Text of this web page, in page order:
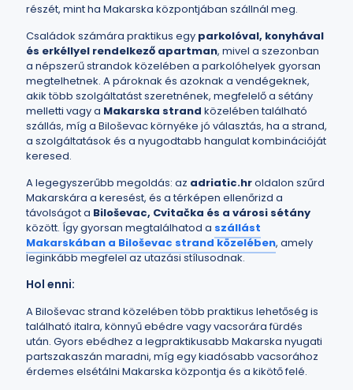
részét, mint ha Makarska központjában szállnál meg.
Családok számára praktikus egy parkolóval, konyhával
és erkéllyel rendelkező apartman, mivel a szezonban
a népszerű strandok közelében a parkolóhelyek gyorsan
megtelhetnek. A pároknak és azoknak a vendégeknek,
akik több szolgáltatást szeretnének, megfelelő a sétány
melletti vagy a Makarska strand közelében található
szállás, míg a Biloševac környéke jó választás, ha a strand,
a szolgáltatások és a nyugodtabb hangulat kombinációját
keresed.
A legegyszerűbb megoldás: az adriatic.hroldalon szűrd
Makarskára a keresést, és a térképen ellenőrizd a
távolságot a Biloševac, Cvitačka és a városi sétány
között. Így gyorsan megtalálhatod a szállást
Makarskában a Biloševac strand közelében, amely
leginkább megfelel az utazási stílusodnak.
Hol enni:
A Biloševac strand közelében több praktikus lehetőség is
található italra, könnyű ebédre vagy vacsorára fürdés
után. Gyors ebédhez a legpraktikusabb Makarska nyugati
partszakaszán maradni, míg egy kiadósabb vacsorához
érdemes elsétálni Makarska központja és a kikötő felé.